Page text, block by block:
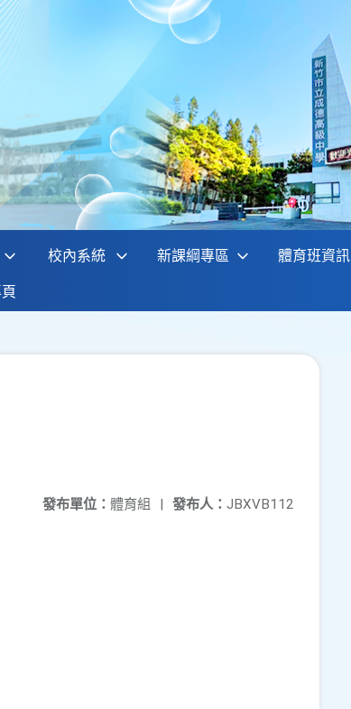
校內系統 新課綱專區 體育班資訊
發布人： JBXVB112
發布單位： 體育組 |